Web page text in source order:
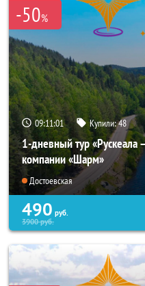
-50%
09:11:00 Купили:48
1-дневный тур «Рускеала
компании «Шарм»
Достоевская
490 руб.
3900руб.